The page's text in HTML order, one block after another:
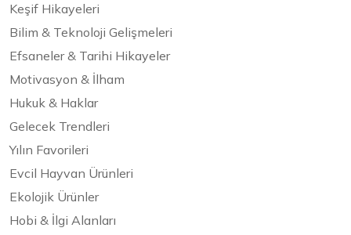
Keşif Hikayeleri
Bilim & Teknoloji Gelişmeleri
Efsaneler & Tarihi Hikayeler
Motivasyon & İlham
Hukuk & Haklar
Gelecek Trendleri
Yılın Favorileri
Evcil Hayvan Ürünleri
Ekolojik Ürünler
Hobi & İlgi Alanları